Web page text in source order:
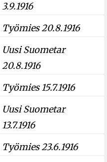
3.9.1916
Työmies 20.8.1916
Uusi Suometar
20.8.1916
Työmies 15.7.1916
Uusi Suometar
13.7.1916
Työmies 23.6.1916